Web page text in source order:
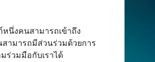
นึ่งคนสามารถเข้าถึง
ามารถมีส่วนร่วมด้วยการ
ร่วมมือกับเราได้